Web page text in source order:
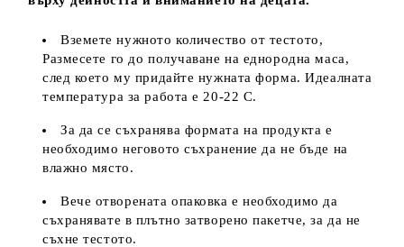
Вземете нужното количество от тестото,
Размесете го до получаване на еднородна маса,
след което му придайте нужната форма. Идеалната
температура за работа е 20-22 C.
За да се съхранява формата на продукта е
необходимо неговото съхранение да не бъде на
влажно място.
Вече отворената опаковка е необходимо да
съхранявате в плътно затворено пакетче, за да не
съхне тестото.